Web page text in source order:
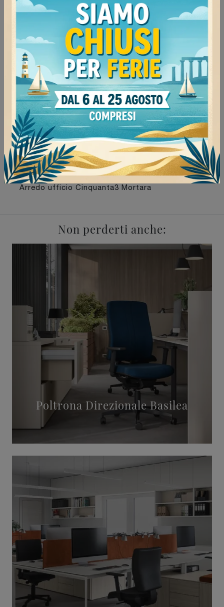
Negozio di sedie ospiti e attesa a Stradella
Negozio di sedie ospiti e attesa a Mortara
Negozio di sedie ospiti e attesa Cinquanta3
Milano
Negozio di sedie ospiti e attesa Cinquanta3 Mede
Negozio di sedie ospiti e attesa Cinquanta3
Stradella
Negozio di sedie ospiti e attesa Cinquanta3
Mortara
Arredo ufficio Cinquanta3 Milano
Arredo ufficio Cinquanta3 Mede
Arredo ufficio Cinquanta3 Stradella
Arredo ufficio Cinquanta3 Mortara
Non perderti anche:
Poltrona Direzionale Basilea